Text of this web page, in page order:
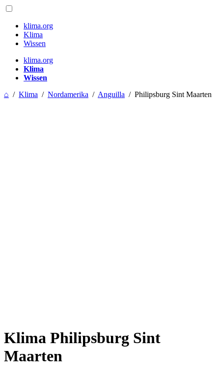
klima.org
Klima
Wissen
klima.org
Klima
Wissen
⌂ / Klima / Nordamerika / Anguilla / Philipsburg Sint Maarten
Klima Philipsburg Sint
Maarten